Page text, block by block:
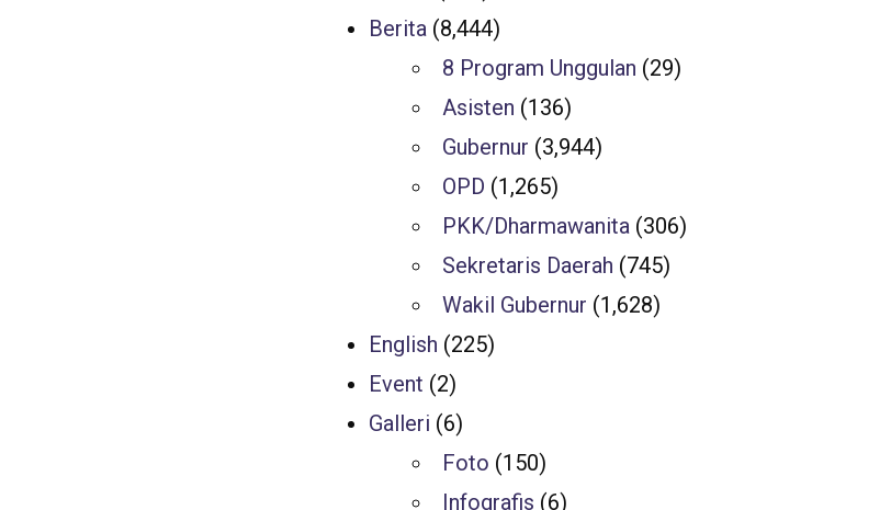
Berita (8,444)
8 Program Unggulan (29)
Asisten (136)
Gubernur (3,944)
OPD (1,265)
PKK/Dharmawanita (306)
Sekretaris Daerah (745)
Wakil Gubernur (1,628)
English (225)
Event (2)
Galleri (6)
Foto (150)
Infografis (6)